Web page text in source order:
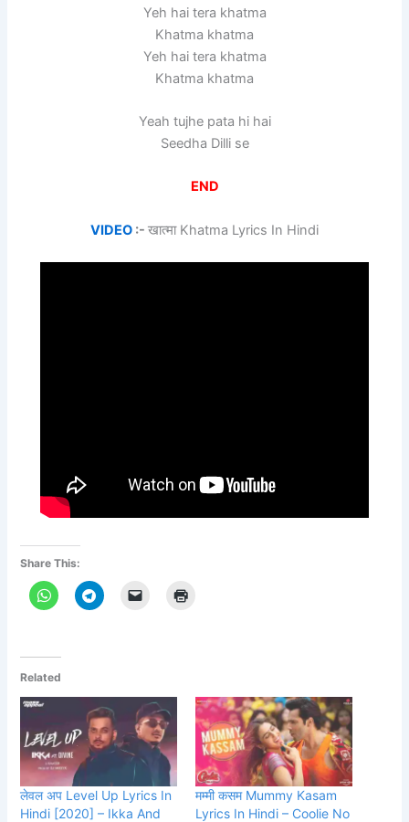
Yeh hai tera khatma
Khatma khatma
Yeh hai tera khatma
Khatma khatma
Yeah tujhe pata hi hai
Seedha Dilli se
END
VIDEO :- खात्मा Khatma Lyrics In Hindi
Share This:
Related
लेवल अप Level Up Lyrics In
Hindi [2020] – Ikka And
मम्मी कसम Mummy Kasam
Lyrics In Hindi – Coolie No